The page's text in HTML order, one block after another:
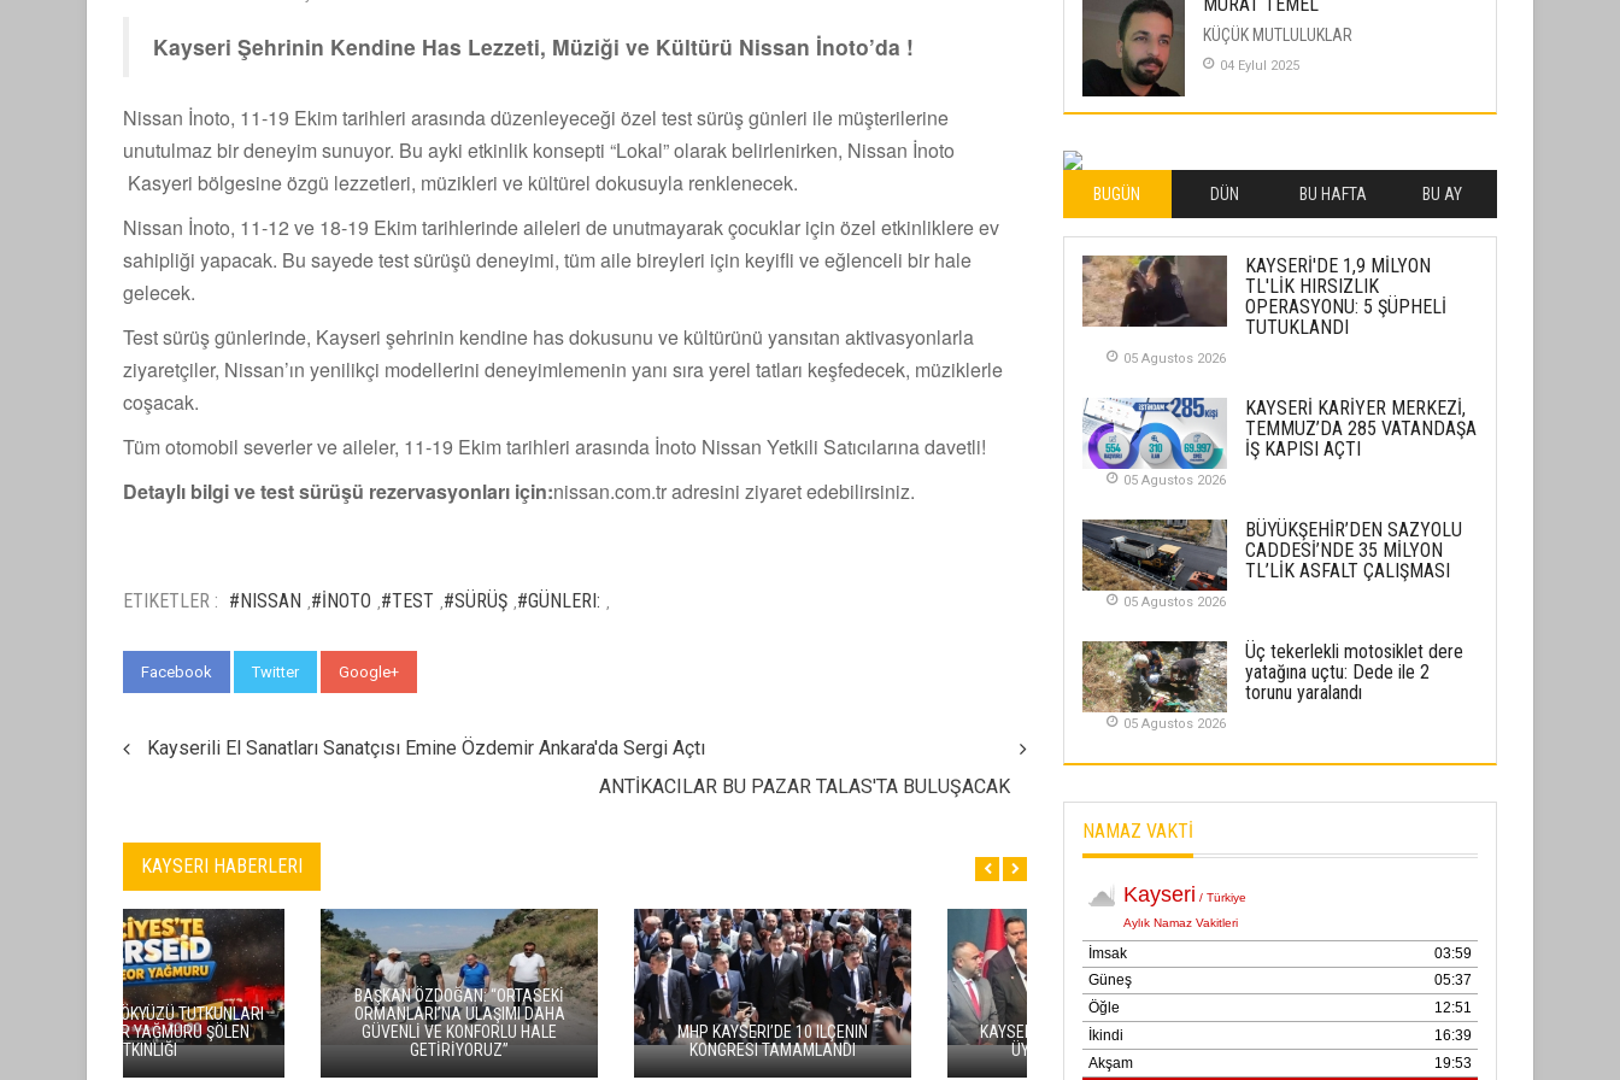
Kayseri Şehrinin Kendine Has Lezzeti, Müziği ve Kültürü Nissan İnoto’da !
Nissan İnoto, 11-19 Ekim tarihleri arasında düzenleyeceği özel test sürüş günleri ile müşterilerine
unutulmaz bir deneyim sunuyor. Bu ayki etkinlik konsepti “Lokal” olarak belirlenirken, Nissan İnoto
Kasyeri bölgesine özgü lezzetleri, müzikleri ve kültürel dokusuyla renklenecek.
Nissan İnoto, 11-12 ve 18-19 Ekim tarihlerinde aileleri de unutmayarak çocuklar için özel etkinliklere ev
sahipliği yapacak. Bu sayede test sürüşü deneyimi, tüm aile bireyleri için keyifli ve eğlenceli bir hale
gelecek.
Test sürüş günlerinde, Kayseri şehrinin kendine has dokusunu ve kültürünü yansıtan aktivasyonlarla
ziyaretçiler, Nissan’ın yenilikçi modellerini deneyimlemenin yanı sıra yerel tatları keşfedecek, müziklerle
coşacak.
Tüm otomobil severler ve aileler, 11-19 Ekim tarihleri arasında İnoto Nissan Yetkili Satıcılarına davetli!
Detaylı bilgi ve test sürüşü rezervasyonları için:nissan.com.tr adresini ziyaret edebilirsiniz.
ETIKETLER : #NISSAN #İNOTO #TEST #SÜRÜŞ #GÜNLERI:
Facebook Twitter Google+
Kayserili El Sanatları Sanatçısı Emine Özdemir Ankara'da Sergi Açtı
ANTİKACILAR BU PAZAR TALAS'TA BULUŞACAK
KAYSERI HABERLERI
MHP KAYSERI’DE 10 ILÇENIN
KONGRESI TAMAMLANDI
KAYSERI’DE 3 BELEDIYE MECLIS
ÜYESI MHP’YE KATILDI
VALİ ÇİÇEK’TEN BAŞKAN YALÇIN’A
ÖVGÜ: "BİZİ İLK GÜN
YÜREKLENDİREN İSİM MUSTAFA
YALÇIN OLDU"
KÜÇÜK MUTLULUKLAR
04 Eylul 2025
26 Subat 2026
METİN ERTEM
YENİ HİCRİ YIL VE ÜLKEMİZDE
YAŞANANLAR!
21 Haziran 2026
KENDİNE UYANMAK
30 Temmuz 2026
İlgi Alanlarımız ve Biz
02 Ekim 2025
Kayserispor, Rizespor’la Nihayet 3
puana Ulaştı
01 Mayis 2026
BUGÜN DÜN BU HAFTA BU AY
KAYSERİ'DE 1,9 MİLYON
TL'LİK HIRSIZLIK
OPERASYONU: 5 ŞÜPHELİ
TUTUKLANDI
05 Agustos 2026
KAYSERİ KARİYER MERKEZİ,
TEMMUZ’DA 285 VATANDAŞA
İŞ KAPISI AÇTI
05 Agustos 2026
BÜYÜKŞEHİR’DEN SAZYOLU
CADDESİ’NDE 35 MİLYON
TL’LİK ASFALT ÇALIŞMASI
05 Agustos 2026
Üç tekerlekli motosiklet dere
yatağına uçtu: Dede ile 2
torunu yaralandı
05 Agustos 2026
NAMAZ VAKTİ